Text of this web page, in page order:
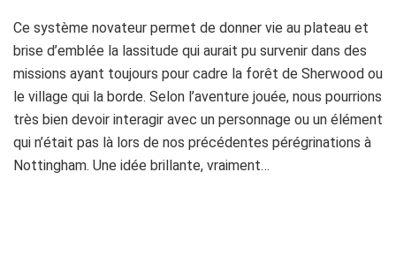
Ce système novateur permet de donner vie au plateau et
brise d’emblée la lassitude qui aurait pu survenir dans des
missions ayant toujours pour cadre la forêt de Sherwood ou
le village qui la borde. Selon l’aventure jouée, nous pourrions
très bien devoir interagir avec un personnage ou un élément
qui n’était pas là lors de nos précédentes pérégrinations à
Nottingham. Une idée brillante, vraiment…